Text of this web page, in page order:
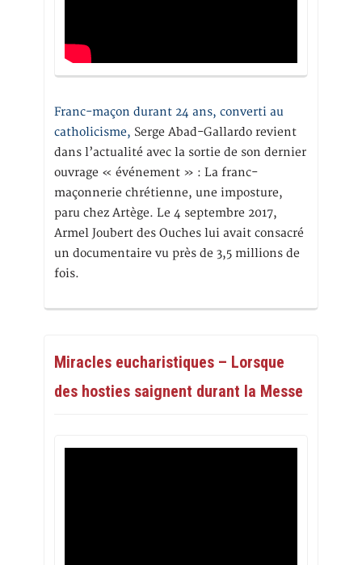
Franc-maçon durant 24 ans, converti au
catholicisme, Serge Abad-Gallardo revient
dans l’actualité avec la sortie de son dernier
ouvrage « événement » : La franc-
maçonnerie chrétienne, une imposture,
paru chez Artège. Le 4 septembre 2017,
Armel Joubert des Ouches lui avait consacré
un documentaire vu près de 3,5 millions de
fois.
Miracles eucharistiques – Lorsque
des hosties saignent durant la Messe